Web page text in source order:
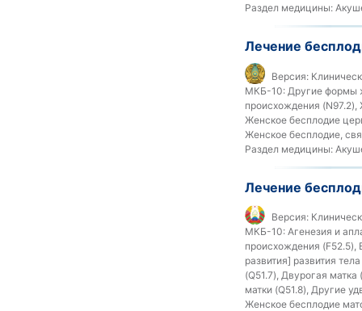
Раздел медицины:
Лечение
Версия:
МКБ-10: Другие формы
происхождения (N97.2),
Женское бесплодие
Женское бесплодие,
Раздел медицины:
Лечение
Версия:
МКБ-10: Агенезия и
происхождения
развития] развития
(Q51.7), Двурогая
матки (Q51.8), Другие
Женское бесплодие